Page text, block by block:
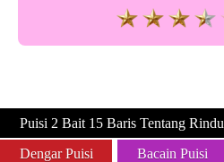
Puisi 2 Bait 15 Baris Tentang Rindu
Dengar Puisi Bacain Puisi